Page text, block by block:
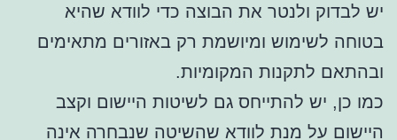
יש לבדוק ולנטר את הבוצה כדי לוודא שהיא
בטוחה לשימוש ומיושמת רק באזורים מתאימים
ובהתאם לתקנות המקומיות.
כמו כן, יש להתייחס גם לשיטות היישום וקצב
היישום על מנת לוודא שהשיטה שנבחרה אינה